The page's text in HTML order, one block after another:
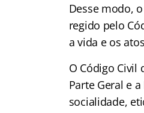
Desse modo,
regido pelo
a vida e os
O Código Civil
Parte Geral e
socialidade,